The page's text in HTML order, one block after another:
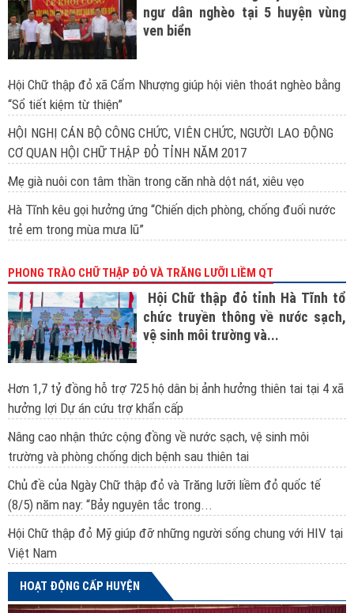
ngư dân nghèo tại 5 huyện vùng
ven biển
Hội Chữ thập đỏ xã Cẩm Nhượng giúp hội viên thoát nghèo bằng
“Sổ tiết kiệm từ thiện”
HỘI NGHỊ CÁN BỘ CÔNG CHỨC, VIÊN CHỨC, NGƯỜI LAO ĐỘNG
CƠ QUAN HỘI CHỮ THẬP ĐỎ TỈNH NĂM 2017
Mẹ già nuôi con tâm thần trong căn nhà dột nát, xiêu vẹo
Hà Tĩnh kêu gọi hưởng ứng “Chiến dịch phòng, chống đuối nước
trẻ em trong mùa mưa lũ”
PHONG TRÀO CHỮ THẬP ĐỎ VÀ TRĂNG LƯỠI LIỀM QT
Hội Chữ thập đỏ tỉnh Hà Tĩnh tổ
chức truyền thông về nước sạch,
vệ sinh môi trường và...
Hơn 1,7 tỷ đồng hỗ trợ 725 hộ dân bị ảnh hưởng thiên tai tại 4 xã
hưởng lợi Dự án cứu trợ khẩn cấp
Nâng cao nhận thức cộng đồng về nước sạch, vệ sinh môi
trường và phòng chống dịch bệnh sau thiên tai
Chủ đề của Ngày Chữ thập đỏ và Trăng lưỡi liềm đỏ quốc tế
(8/5) năm nay: “Bảy nguyên tắc trong...
Hội Chữ thập đỏ Mỹ giúp đỡ những người sống chung với HIV tại
Việt Nam
HOẠT ĐỘNG CẤP HUYỆN